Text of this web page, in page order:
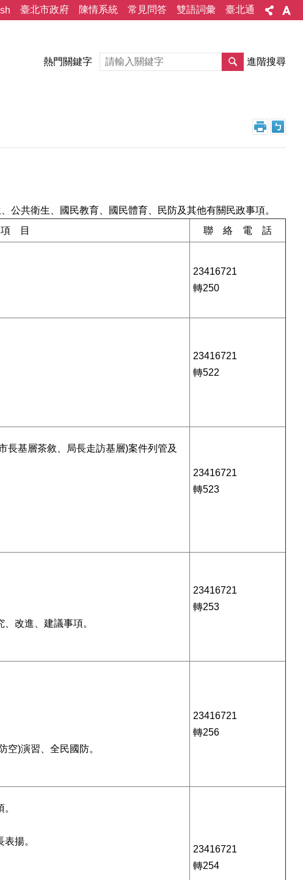
臺北市政府 陳情系統 常見問答 雙語詞彙 臺北通
熱門關鍵字 進階搜尋
目 聯 絡 電 話
公共衛生、國民教育、國民體育、民防及其他有關民政事項。
23416721
轉250
23416721
轉522
長基層茶敘、局長走訪基層)案件列管及
23416721
轉523
改進、建議事項。
23416721
轉253
空)演習、全民國防。
23416721
轉256
揚。
23416721
轉254